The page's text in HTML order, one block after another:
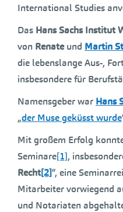
International Studies
Das Hans Sachs Institut
von Renateund Martin
die lebenslange Aus-,
insbesondere für
Namensgeber war Hans
„der Muse geküsst wurde
Mit großem Erfolg
Seminare[1],
Recht[2]“, eine
Mitarbeiter vorwiegend
und Notariaten